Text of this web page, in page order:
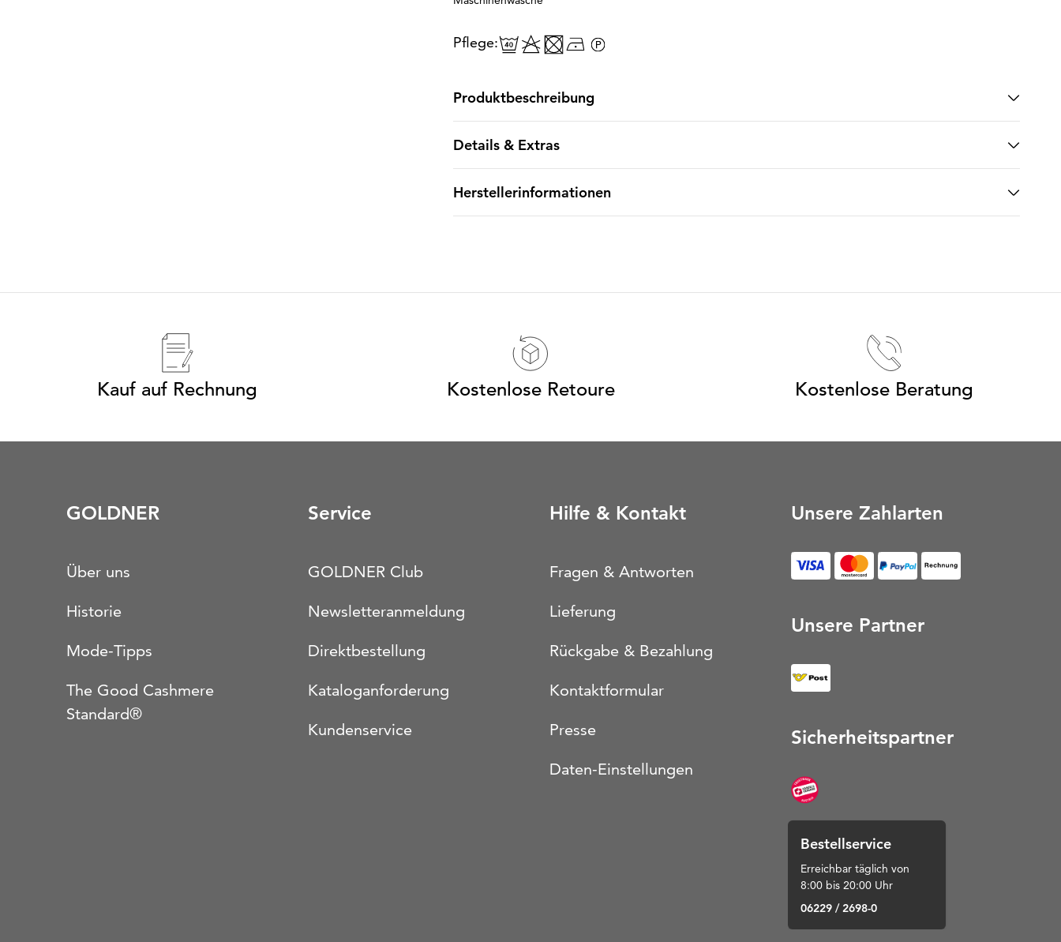
Pflege:
Produktbeschreibung
Details & Extras
Herstellerinformationen
Kauf auf Rechnung Kostenlose Retoure Kostenlose Beratung
GOLDNER
Über uns
Historie
Mode-Tipps
The Good Cashmere
Standard®
Service
GOLDNER Club
Newsletteranmeldung
Direktbestellung
Kataloganforderung
Kundenservice
Hilfe & Kontakt
Fragen & Antworten
Lieferung
Rückgabe & Bezahlung
Kontaktformular
Presse
Daten-Einstellungen
Unsere Zahlarten
Rechnung (Öffnet in
Unsere Partner
Sicherheitspartner
Bestellservice
Erreichbar täglich von
8:00 bis 20:00 Uhr
06229 / 2698-0